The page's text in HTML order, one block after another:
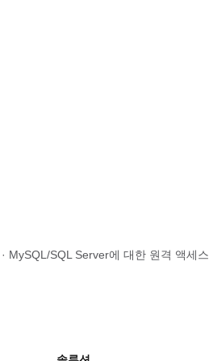
· MySQL/SQL Server에 대한 원격 액세스